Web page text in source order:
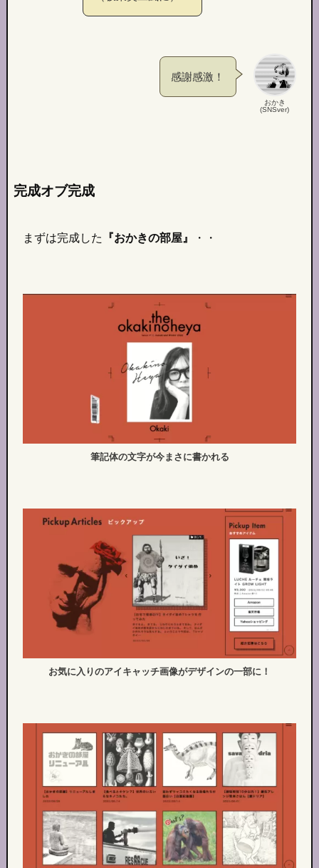
おかき
(SNSver)
感謝感激！
完成オブ完成
まずは完成した 『おかきの部屋』 ・・
筆記体の文字が今まさに書かれる
お気に入りのアイキャッチ画像がデザインの一部に！